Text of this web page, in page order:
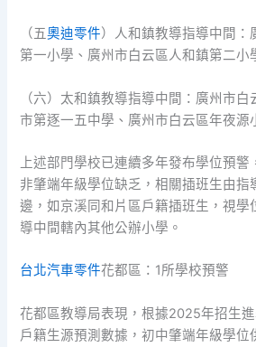
（五奧迪零件）人和鎮教導指導中間：
第一小學、廣州市白云區人和鎮第二小
（六）太和鎮教導指導中間：廣州市
市第逐一五中學、廣州市白云區年夜源
上述部門學校已連續多年發布學位預警
非肇端年級學位缺乏，相關插班生由指
邊，如京溪同和片區戶籍插班生，視學
導中間轄內其他公辦小學。
台北汽車零件花都區：1所學校預警
花都區教導局表現，根據2025年招生
戶籍生源預測數據，初中肇端年級學位